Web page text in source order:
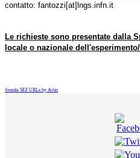
contatto: fantozzi[at]lngs.infn.it
Le richieste sono presentate dalla
locale o nazionale
Joomla SEF URLs by Artio